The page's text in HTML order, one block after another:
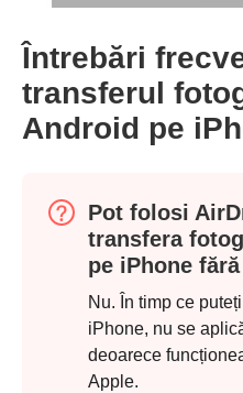
Întrebări
transferul
Android pe
Pot folosi
transfera
pe iPhone
Nu. În timp ce
iPhone, nu se
deoarece
Apple.